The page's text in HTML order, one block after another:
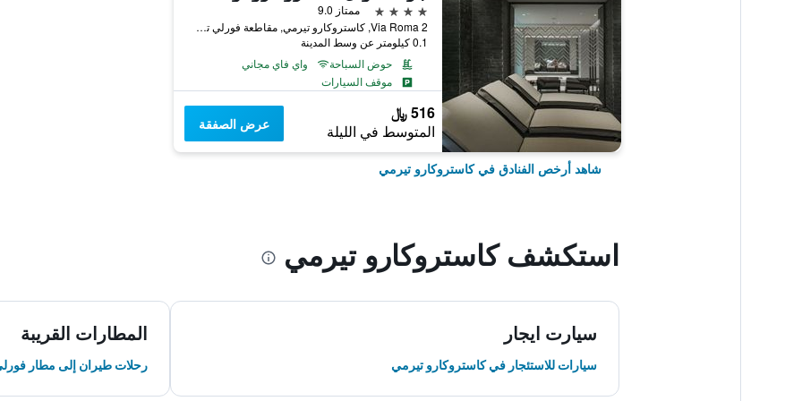
4 نجوم
ممتاز 9.0
Via Roma 2, كاستروكارو تيرمي, مقاطعة فورلي تشيزينا, إيطاليا
0.1 كيلومتر عن وسط المدينة
حوض السباحة
واي فاي مجاني
موقف السيارات
516 ﷼
المتوسط في الليلة عرض الصفقة
شاهد أرخص الفنادق في كاستروكارو تيرمي
استكشف كاستروكارو تيرمي
سيارت ايجار
سيارات للاستئجار في كاستروكارو تيرمي
المطارات القريبة
رحلات طيران إلى مطار